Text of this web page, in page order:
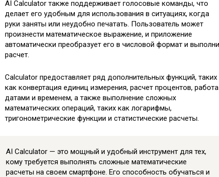
AI Calculator также поддерживает голосовые команды, что
делает его удобным для использования в ситуациях, когда
руки заняты или неудобно печатать. Пользователь может
произнести математическое выражение, и приложение
автоматически преобразует его в числовой формат и
расчет.
Calculator предоставляет ряд дополнительных функций, таких
как конвертация единиц измерения, расчет процентов,
датами и временем, а также выполнение сложных
математических операций, таких как логарифмы,
тригонометрические функции и статистические расчеты.
AI Calculator — это мощный и удобный инструмент для тех,
кому требуется выполнять сложные математические
расчеты на своем смартфоне. Его способность обучаться и